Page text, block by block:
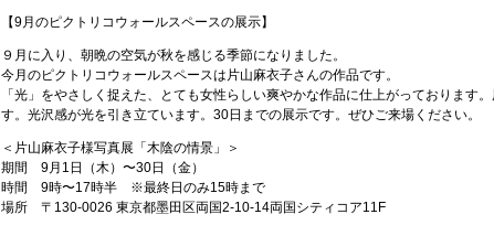
【9月のピクトリコウォールスペースの展示】
９月に入り、朝晩の空気が秋を感じる季節になりました。
今月のピクトリコウォールスペースは片山麻衣子さんの作品です。
「光」をやさしく捉えた、とても女性らしい爽やかな作品に仕上がっております
す。光沢感が光を引き立ています。30日までの展示です。ぜひご来場ください。
＜片山麻衣子様写真展「木陰の情景」＞
期間 9月1日（木）〜30日（金）
時間 9時〜17時半 ※最終日のみ15時まで
場所 〒130-0026 東京都墨田区両国2-10-14両国シティコア11F